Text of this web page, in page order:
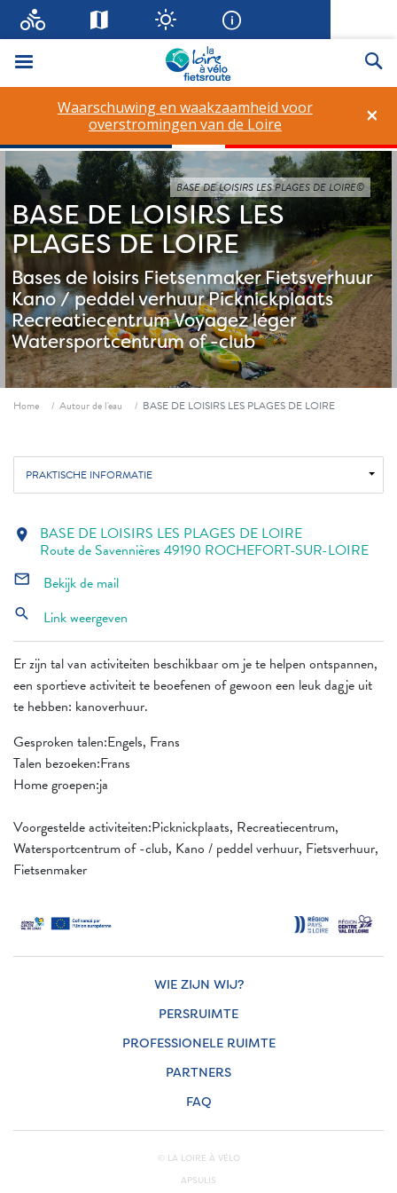
Menu
×
Waarschuwing en waakzaamheid voor
overstromingen van de Loire
BASE DE LOISIRS LES
PLAGES DE LOIRE
Bases de loisirs FietsenmakerFietsverhuur
Kano / peddel verhuurPicknickplaats
RecreatiecentrumVoyagez léger
Watersportcentrum of -club
BASE DE LOISIRS LES PLAGES DE LOIRE©
Fil d'ariane
Home Autour de l'eau BASE DE LOISIRS LES PLAGES DE LOIRE
PRAKTISCHE INFORMATIE
Er zijn tal van activiteiten beschikbaar om je te helpen ontspannen,
een sportieve activiteit te beoefenen of gewoon een leuk dagje uit
te hebben: kanoverhuur.
Gesproken talen:Engels, Frans
Talen bezoeken:Frans
Home groepen:ja
Voorgestelde activiteiten:Picknickplaats, Recreatiecentrum,
Watersportcentrum of -club, Kano / peddel verhuur, Fietsverhuur,
Fietsenmaker
location_on BASE DE LOISIRS LES PLAGES DE LOIRE
Route de Savennières 49190 ROCHEFORT-SUR-LOIRE
mail_outline Bekijk de mail
search Link weergeven
WIE ZIJN WIJ?
PERSRUIMTE
PROFESSIONELE RUIMTE
PARTNERS
FAQ
© LA LOIRE À VÉLO
APSULIS